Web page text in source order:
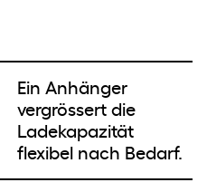
Ein Anhänger
vergrössert die
Ladekapazität
flexibel nach Bedarf.